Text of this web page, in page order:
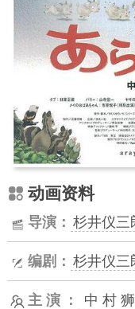
动画资料
导演： 杉井仪三
编剧： 杉井仪三
主演： 中村